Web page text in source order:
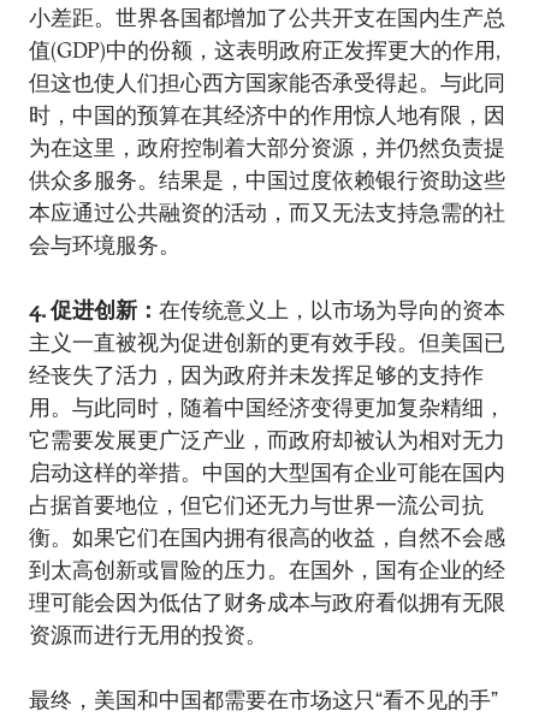
小差距。世界各国都增加了公共开支在国内生产总
值(GDP)中的份额，这表明政府正发挥更大的作用,
但这也使人们担心西方国家能否承受得起。与此同
时，中国的预算在其经济中的作用惊人地有限，因
为在这里，政府控制着大部分资源，并仍然负责提
供众多服务。结果是，中国过度依赖银行资助这些
本应通过公共融资的活动，而又无法支持急需的社
会与环境服务。
4. 促进创新： 在传统意义上，以市场为导向的资本
主义一直被视为促进创新的更有效手段。但美国已
经丧失了活力，因为政府并未发挥足够的支持作
用。与此同时，随着中国经济变得更加复杂精细，
它需要发展更广泛产业，而政府却被认为相对无力
启动这样的举措。中国的大型国有企业可能在国内
占据首要地位，但它们还无力与世界一流公司抗
衡。如果它们在国内拥有很高的收益，自然不会感
到太高创新或冒险的压力。在国外，国有企业的经
理可能会因为低估了财务成本与政府看似拥有无限
资源而进行无用的投资。
最终，美国和中国都需要在市场这只“看不见的手”